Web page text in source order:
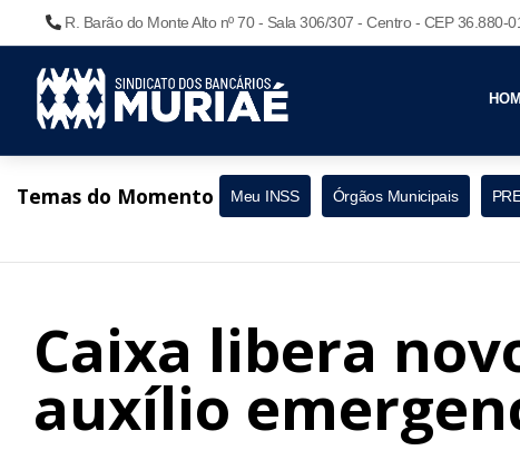
R. Barão do Monte Alto nº 70 - Sala 306/307 - Centro - CEP
Temas do Momento Meu INSS Órgãos Municipais
Caixa libera
auxílio